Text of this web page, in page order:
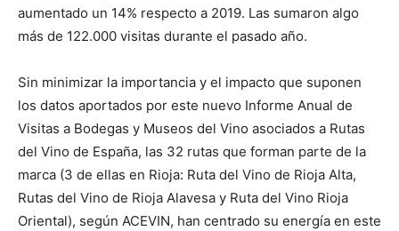
aumentado un 14% respecto a 2019. Las sumaron algo
más de 122.000 visitas durante el pasado año.
Sin minimizar la importancia y el impacto que suponen
los datos aportados por este nuevo Informe Anual de
Visitas a Bodegas y Museos del Vino asociados a Rutas
del Vino de España, las 32 rutas que forman parte de la
marca (3 de ellas en Rioja: Ruta del Vino de Rioja Alta,
Rutas del Vino de Rioja Alavesa y Ruta del Vino Rioja
Oriental), según ACEVIN, han centrado su energía en este